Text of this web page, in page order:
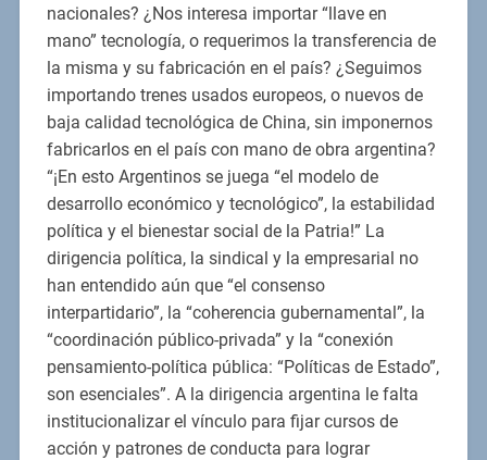
nacionales? ¿Nos interesa importar “llave en
mano” tecnología, o requerimos la transferencia de
la misma y su fabricación en el país? ¿Seguimos
importando trenes usados europeos, o nuevos de
baja calidad tecnológica de China, sin imponernos
fabricarlos en el país con mano de obra argentina?
“¡En esto Argentinos se juega “el modelo de
desarrollo económico y tecnológico”, la estabilidad
política y el bienestar social de la Patria!” La
dirigencia política, la sindical y la empresarial no
han entendido aún que “el consenso
interpartidario”, la “coherencia gubernamental”, la
“coordinación público-privada” y la “conexión
pensamiento-política pública: “Políticas de Estado”,
son esenciales”. A la dirigencia argentina le falta
institucionalizar el vínculo para fijar cursos de
acción y patrones de conducta para lograr